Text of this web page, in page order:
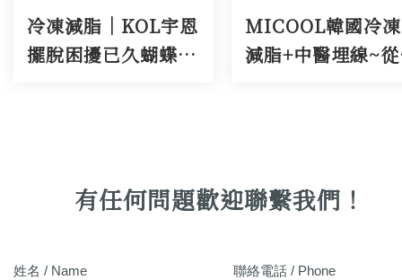
MICOOL韓國冷凍
減脂+中醫埋線~從裡
【引用❤】部落客
桃小女王｜中醫減
有任何問題歡迎聯繫我們！
姓名 / Name 聯絡電話 / Phone